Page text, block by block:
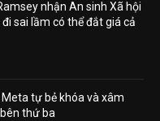
nhận An sinh Xã hội
sai lầm có thể đắt giá cả
Meta tự bẻ khóa và xâm
thứ ba